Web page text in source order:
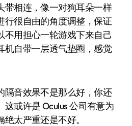
带相连，像一对狗耳朵一样
行很自由的角度调整，保证
不用担心一轮游戏下来自己
机自带一层透气垫圈，感觉
音效果不是那么好，你还
或许是 Oculus 公司有意为
太严重还是不好。